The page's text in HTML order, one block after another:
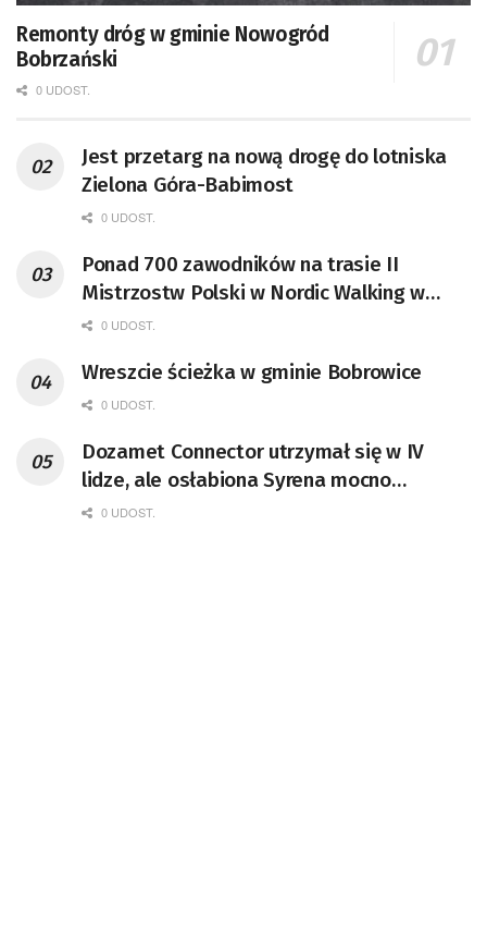
Remonty dróg w gminie Nowogród
Bobrzański
0 UDOST.
Jest przetarg na nową drogę do lotniska
Zielona Góra-Babimost
0 UDOST.
Ponad 700 zawodników na trasie II
Mistrzostw Polski w Nordic Walking w
Gorzowie
0 UDOST.
Wreszcie ścieżka w gminie Bobrowice
0 UDOST.
Dozamet Connector utrzymał się w IV
lidze, ale osłabiona Syrena mocno
postraszyła
0 UDOST.